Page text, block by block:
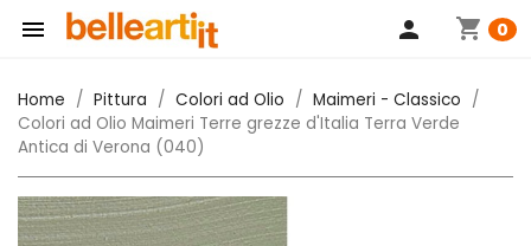
 shopping_cart 0
person
Home Pittura Colori ad Olio
Maimeri - Classico
Colori ad Olio Maimeri Terre grezze d'Italia Terra Verde
Antica di Verona (040)